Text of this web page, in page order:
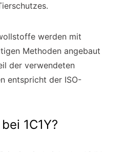
werden mit
Methoden angebaut
der verwendeten
entspricht der ISO-
1C1Y?